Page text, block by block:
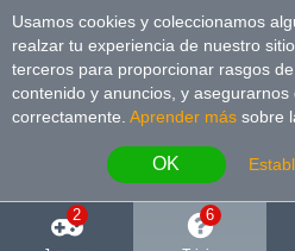
Usamos cookies y coleccionamos
realzar tu experiencia de nuestro
terceros para proporcionar rasgos
contenido y anuncios, y
correctamente. Aprender más sobre
OK
2 6